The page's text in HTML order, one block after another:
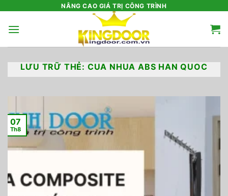
nội
NÂNG CAO GIÁ TRỊ CÔNG TRÌNH
LƯU TRỮ THẺ: CUA NHUA ABS HAN QUOC
07
Th8